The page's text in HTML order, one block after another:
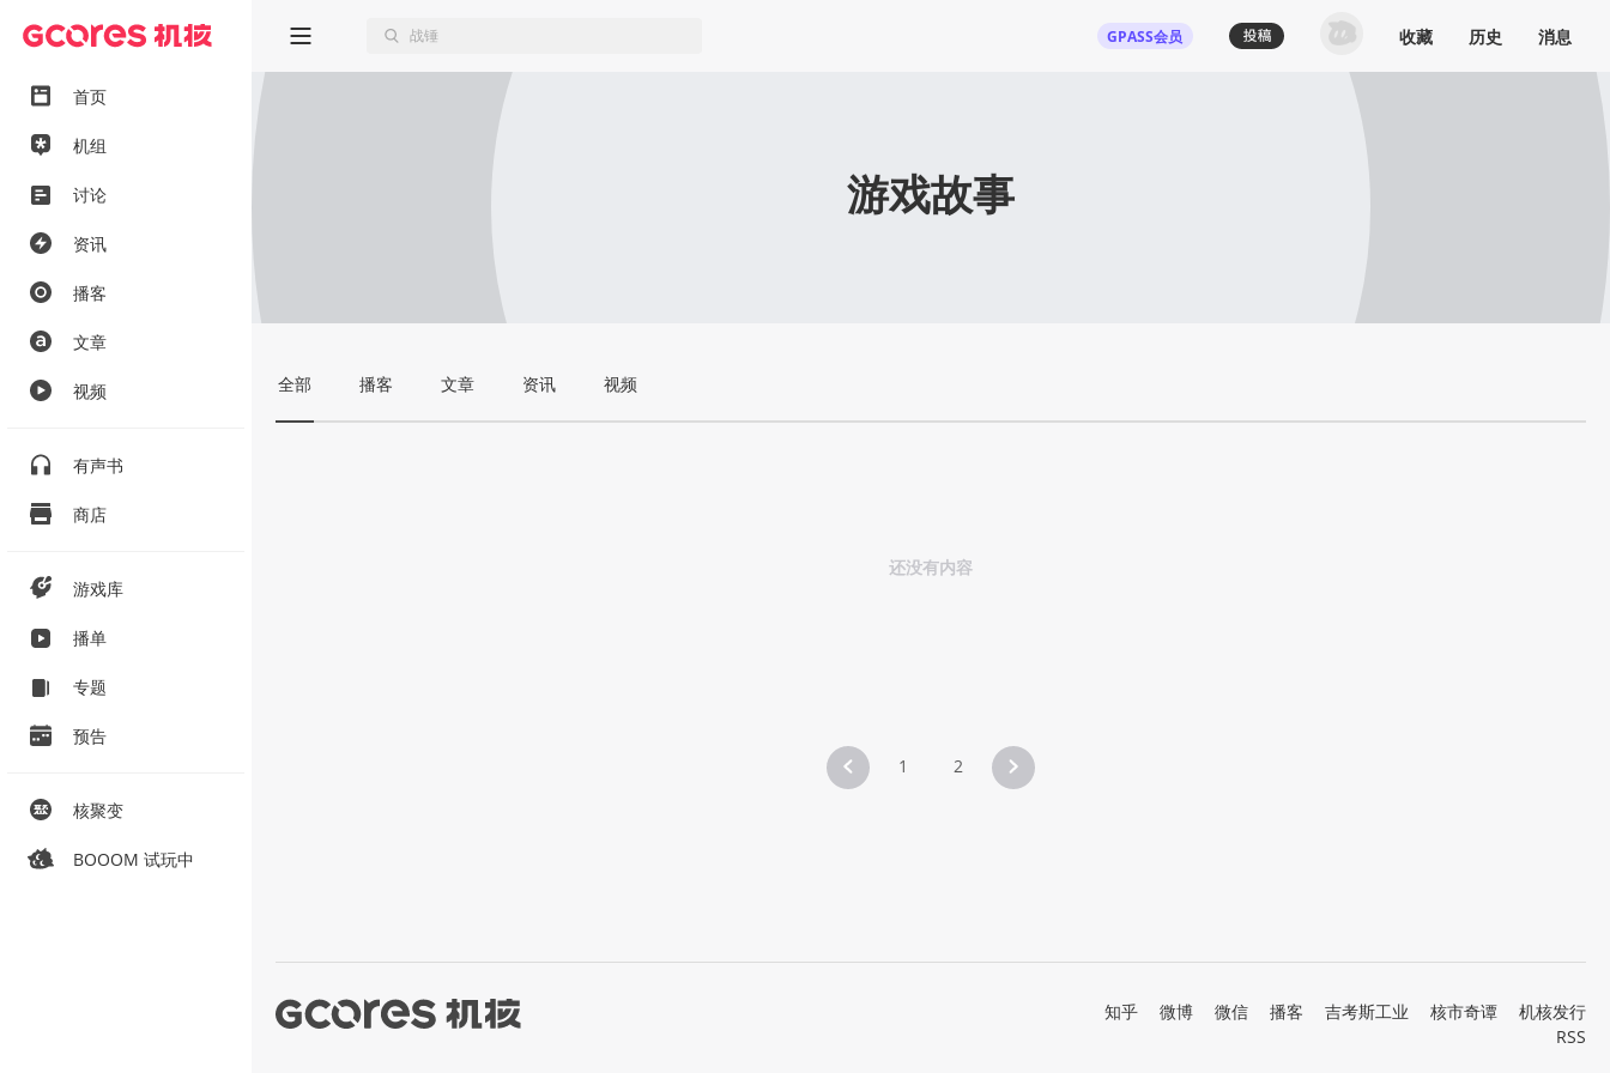
首页
机组
讨论
资讯
播客
文章
视频
有声书
商店
游戏库
播单
专题
预告
核聚变
BOOOM 试玩中
GPASS会员 收藏 历史 消息
游戏故事
全部 播客 文章 资讯 视频
还没有内容
1 2
知乎 微博 微信 播客 吉考斯工业 核市奇谭
机核发行
RSS